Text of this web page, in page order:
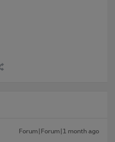
Forum|Forum|1 month ago